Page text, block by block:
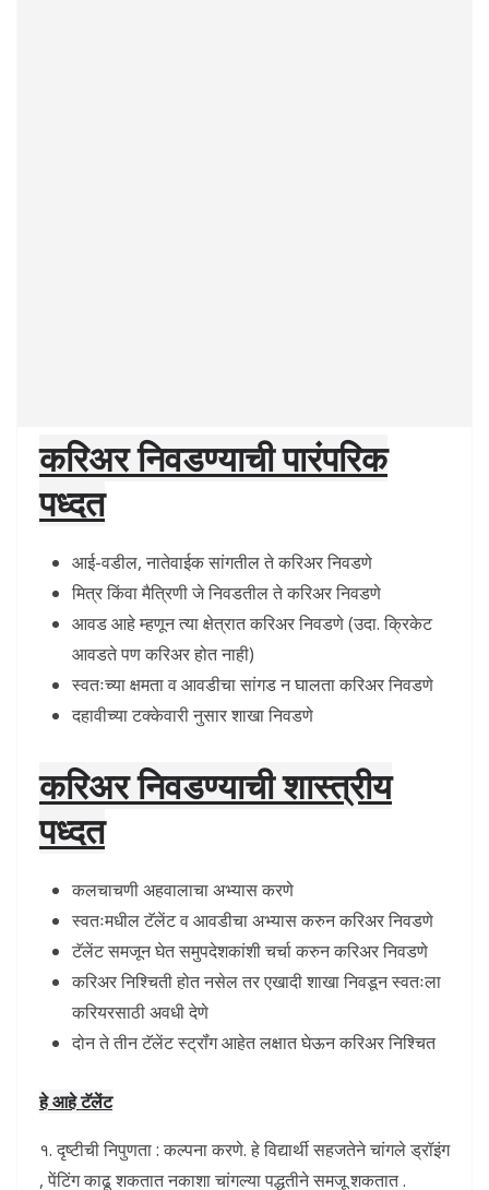
करिअर निवडण्याची पारंपरिक
पध्दत
आई-वडील, नातेवाईक सांगतील ते करिअर निवडणे
मित्र किंवा मैत्रिणी जे निवडतील ते करिअर निवडणे
आवड आहे म्हणून त्या क्षेत्रात करिअर निवडणे (उदा. क्रिकेट
आवडते पण करिअर होत नाही)
स्वतःच्या क्षमता व आवडीचा सांगड न घालता करिअर निवडणे
दहावीच्या टक्केवारी नुसार शाखा निवडणे
करिअर निवडण्याची शास्त्रीय
पध्दत
कलचाचणी अहवालाचा अभ्यास करणे
स्वतःमधील टॅलेंट व आवडीचा अभ्यास करुन करिअर निवडणे
टॅलेंट समजून घेत समुपदेशकांशी चर्चा करुन करिअर निवडणे
करिअर निश्चिती होत नसेल तर एखादी शाखा निवडून स्वतःला
करियरसाठी अवधी देणे
दोन ते तीन टॅलेंट स्ट्रॉंग आहेत लक्षात घेऊन करिअर निश्चित
हे आहे टॅलेंट
१. दृष्टीची निपुणता : कल्पना करणे. हे विद्यार्थी सहजतेने चांगले ड्रॉइंग
, पेंटिंग काढू शकतात नकाशा चांगल्या पद्धतीने समजू शकतात .